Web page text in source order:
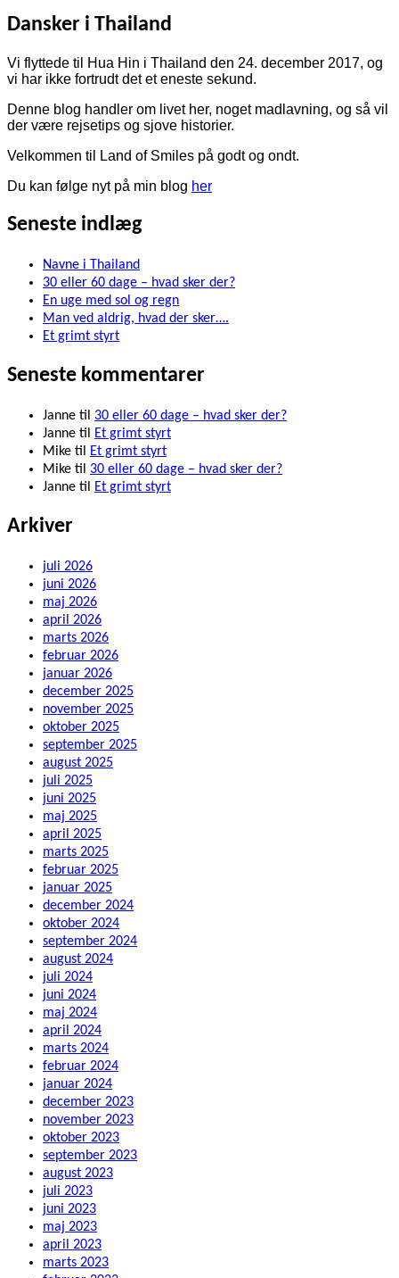
Dansker i Thailand
Vi flyttede til Hua Hin i Thailand den 24. december 2017, og
vi har ikke fortrudt det et eneste sekund.
Denne blog handler om livet her, noget madlavning, og så vil
der være rejsetips og sjove historier.
Velkommen til Land of Smiles på godt og ondt.
Du kan følge nyt på min blog her
Seneste indlæg
Navne i Thailand
30 eller 60 dage – hvad sker der?
En uge med sol og regn
Man ved aldrig, hvad der sker….
Et grimt styrt
Seneste kommentarer
Janne til 30 eller 60 dage – hvad sker der?
Janne til
Et grimt styrt
Mike til
Et grimt styrt
Mike til 30 eller 60 dage – hvad sker der?
Janne til Et grimt styrt
Arkiver
juli 2026
juni 2026
maj 2026
april 2026
marts 2026
februar 2026
januar 2026
december 2025
november 2025
oktober 2025
september 2025
august 2025
juli 2025
juni 2025
maj 2025
april 2025
marts 2025
februar 2025
januar 2025
december 2024
oktober 2024
september 2024
august 2024
juli 2024
juni 2024
maj 2024
april 2024
marts 2024
februar 2024
januar 2024
december 2023
november 2023
oktober 2023
september 2023
august 2023
juli 2023
juni 2023
maj 2023
april 2023
marts 2023